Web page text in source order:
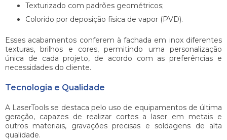
Texturizado com padrões geométricos;
Colorido por deposição física de vapor (PVD).
Esses acabamentos conferem àfachada em inoxdiferentes
texturas, brilhos e cores, permitindo uma personalização
única de cada projeto, de acordo com as preferências e
necessidades do cliente.
Tecnologia e Qualidade
A LaserTools se destaca pelo uso de equipamentos de última
geração, capazes de realizar cortes a laser em metais e
outros materiais, gravações precisas e soldagens de alta
qualidade.